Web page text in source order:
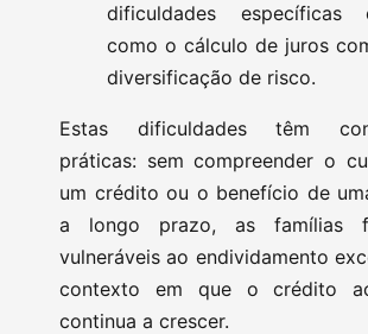
dificuldades específicas
como o cálculo de juros
diversificação de risco.
Estas dificuldades têm
práticas: sem compreender o
um crédito ou o benefício de
a longo prazo, as famílias
vulneráveis ao endividamento
contexto em que o crédito
continua a crescer.